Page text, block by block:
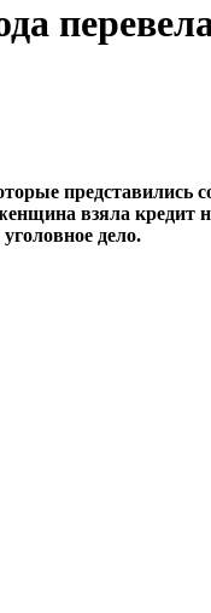
представились
взяла кредит
дело.